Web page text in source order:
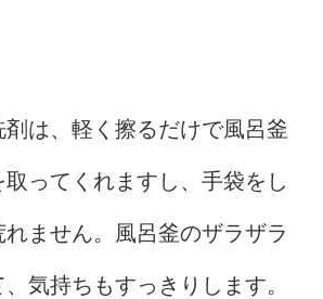
は、軽く擦るだけで風呂釜
ってくれますし、手袋をし
ません。風呂釜のザラザラ
気持ちもすっきりします。